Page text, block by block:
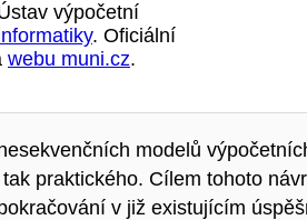
výpočetní
. Oficiální
webu muni.cz.
modelů
praktického. Cílem tohoto
v již existujícím